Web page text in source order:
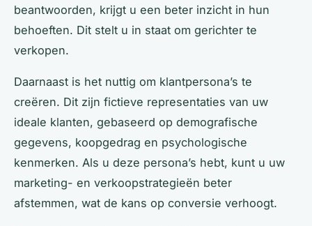
beantwoorden, krijgt u een beter inzicht in hun
behoeften. Dit stelt u in staat om gerichter te
verkopen.
Daarnaast is het nuttig om klantpersona’s te
creëren. Dit zijn fictieve representaties van uw
ideale klanten, gebaseerd op demografische
gegevens, koopgedrag en psychologische
kenmerken. Als u deze persona’s hebt, kunt u uw
marketing- en verkoopstrategieën beter
afstemmen, wat de kans op conversie verhoogt.